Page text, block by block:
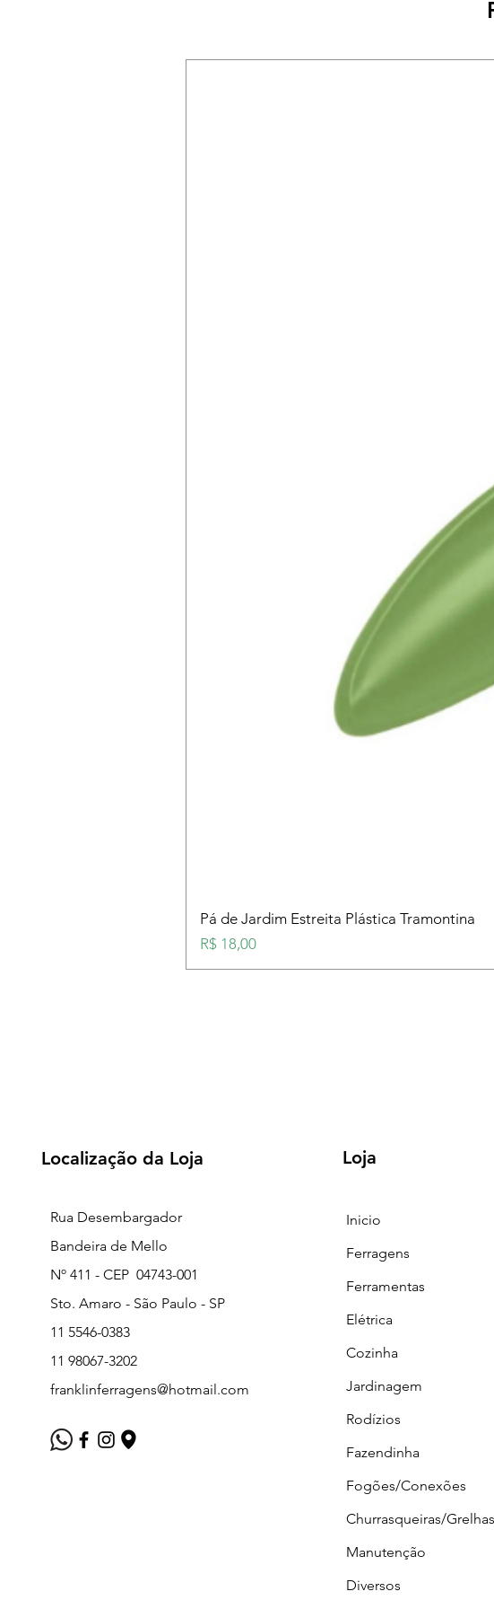
Pá de Jardim Estreita Plástica Tramontina
Preço
R$ 18,00
Localização da Loja
Rua Desembargador
Bandeira de Mello
Nº 411 - CEP 04743-001
Sto. Amaro - São Paulo - SP
11 5546-0383
11 98067-3202
franklinferragens@hotmail.com
Loja
Inicio
Ferragens
Ferramentas
Elétrica
Cozinha
Jardinagem
Rodízios
Fazendinha
Fogões/Conexões
Churrasqueiras/Grelhas
Manutenção
Diversos